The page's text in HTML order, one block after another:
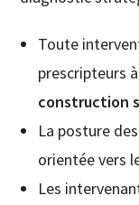
Toute
prescripteurs
construction
La posture
orientée vers
Les